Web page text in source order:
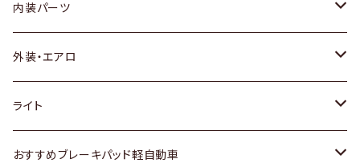
内装パーツ
トヨタ
ホンダ
スズキ
外装・エアロ
トヨタ
ホンダ
ライト
トヨタ
おすすめブレーキパッド軽自動車